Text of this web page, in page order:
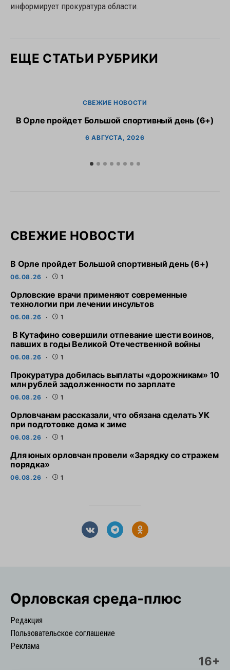
информирует прокуратура области.
ЕЩЕ СТАТЬИ РУБРИКИ
СВЕЖИЕ НОВОСТИ
В Орле пройдет Большой спортивный день (6+)
6 АВГУСТА, 2026
СВЕЖИЕ НОВОСТИ
В Орле пройдет Большой спортивный день (6+)
06.08.26 1
Орловские врачи применяют современные
технологии при лечении инсультов
06.08.26 1
В Кутафино совершили отпевание шести воинов,
павших в годы Великой Отечественной войны
06.08.26 1
Прокуратура добилась выплаты «дорожникам» 10
млн рублей задолженности по зарплате
06.08.26 1
Орловчанам рассказали, что обязана сделать УК
при подготовке дома к зиме
06.08.26 1
Для юных орловчан провели «Зарядку со стражем
порядка»
06.08.26 1
Орловская cреда-плюс
Редакция
Пользовательское соглашение
Реклама
16+